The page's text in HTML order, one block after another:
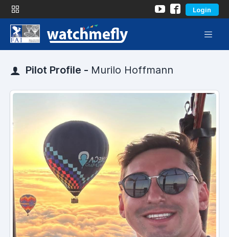
Login
Pilot Profile - Murilo Hoffmann